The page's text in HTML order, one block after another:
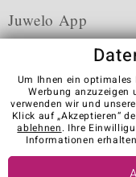
Juwelo App
Karriere AGB
Visit
Um Ihnen ein
Werbung anzuzeigen
verwenden wir und
Klick auf „Akzeptieren“
ablehnen. Ihre
Informationen